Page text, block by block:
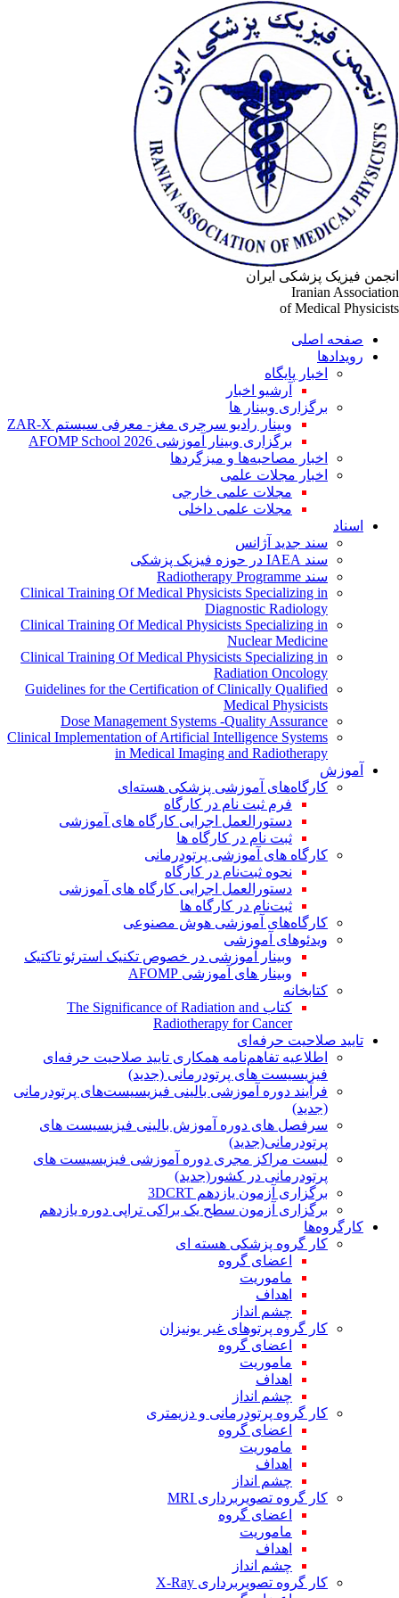
فیزیک پزشکی ایران
Iranian
of Medical
صفحه اصلی
رویدادها
اخبار پایگاه
آرشیو اخبار
برگزاری وبینار ها
وبینار رادیو سرجری مغز- معرفی سیستم ZAR-X
برگزاری وبینار آموزشی AFOMP School 2026
اخبار مصاحبه‌ها و میزگردها
اخبار مجلات علمی
مجلات علمی خارجی
مجلات علمی داخلی
اسناد
سند جدید آژانس
سند IAEA در حوزه فیزیک پزشکی
سند Radiotherapy Programme
Clinical Training Of Medical Physicists Specializing in
Diagnostic Radiology
Clinical Training Of Medical Physicists Specializing in
Nuclear Medicine
Clinical Training Of Medical Physicists Specializing in
Radiation Oncology
Guidelines for the Certification of Clinically Qualified
Medical Physicists
Dose Management Systems -Quality Assurance
Clinical Implementation of Artificial Intelligence Systems
in Medical Imaging and Radiotherapy
آموزش
کارگاه‌های آموزشی پزشکی هسته‌ای
فرم ثبت نام در کارگاه
دستورالعمل اجرایی کارگاه های آموزشی
ثبت نام در کارگاه ها
کارگاه های آموزشی پرتودرمانی
نحوه ثبت‌نام در کارگاه
دستورالعمل اجرایی کارگاه های آموزشی
ثبت‌نام در کارگاه ها
کارگاه‌های آموزشی هوش مصنوعی
ویدئوهای آموزشی
وبینار آموزشی در خصوص تکنیک استرئو تاکتیک
وبینار های آموزشی AFOMP
کتابخانه
کتاب The Significance of Radiation and
Radiotherapy for Cancer
تایید صلاحیت حرفه‌ای
اطلاعیه تفاهم‌نامه همکاری تایید صلاحیت حرفه‌ای
فیزیسیست های پرتودرمانی (جدید)
فرآیند دوره آموزشی بالینی فیزیسیست‌های پرتودرمانی
(جدید)
سرفصل های دوره آموزش بالینی فیزیسیست های
پرتودرمانی(جدید)
لیست مراکز مجری دوره آموزشی فیزیسیست های
پرتودرمانی در کشور(جدید)
برگزاری آزمون یازدهم 3DCRT
برگزاری آزمون سطح یک براکی تراپی دوره یازدهم
کارگروه‌ها
کار گروه پزشکی هسته ای
اعضای گروه
ماموریت
اهداف
چشم انداز
کار گروه پرتوهای غیر یونیزان
اعضای گروه
ماموریت
اهداف
چشم انداز
کار گروه پرتودرمانی و دزیمتری
اعضای گروه
ماموریت
اهداف
چشم انداز
کار گروه تصویربرداری MRI
اعضای گروه
ماموریت
اهداف
چشم انداز
کار گروه تصویربرداری X-Ray